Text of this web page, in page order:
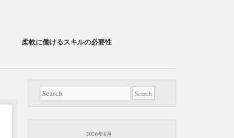
柔軟に働けるスキルの必要性
2026年8月